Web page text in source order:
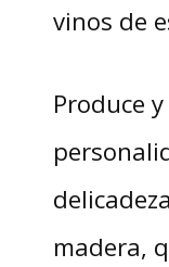
vinos de
Produce
madera,